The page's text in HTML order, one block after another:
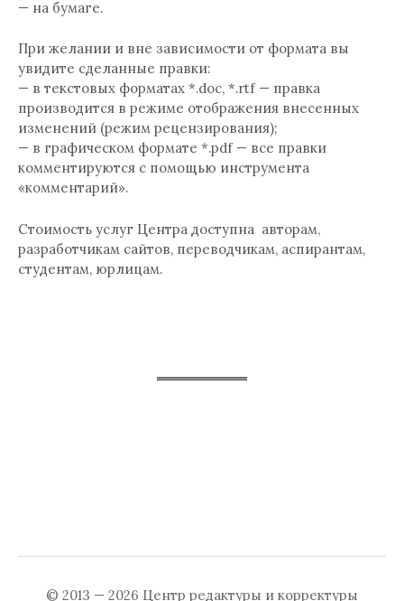
— на бумаге.
При желании и вне зависимости от формата вы
увидите сделанные правки:
— в текстовых форматах *.doc, *.rtf — правка
производится в режиме отображения внесенных
изменений (режим рецензирования);
— в графическом формате *.pdf — все правки
комментируются с помощью инструмента
«комментарий».
Стоимость услуг Центра доступна авторам,
разработчикам сайтов, переводчикам, аспирантам,
студентам, юрлицам.
© 2013 — 2026 Центр редактуры и корректуры